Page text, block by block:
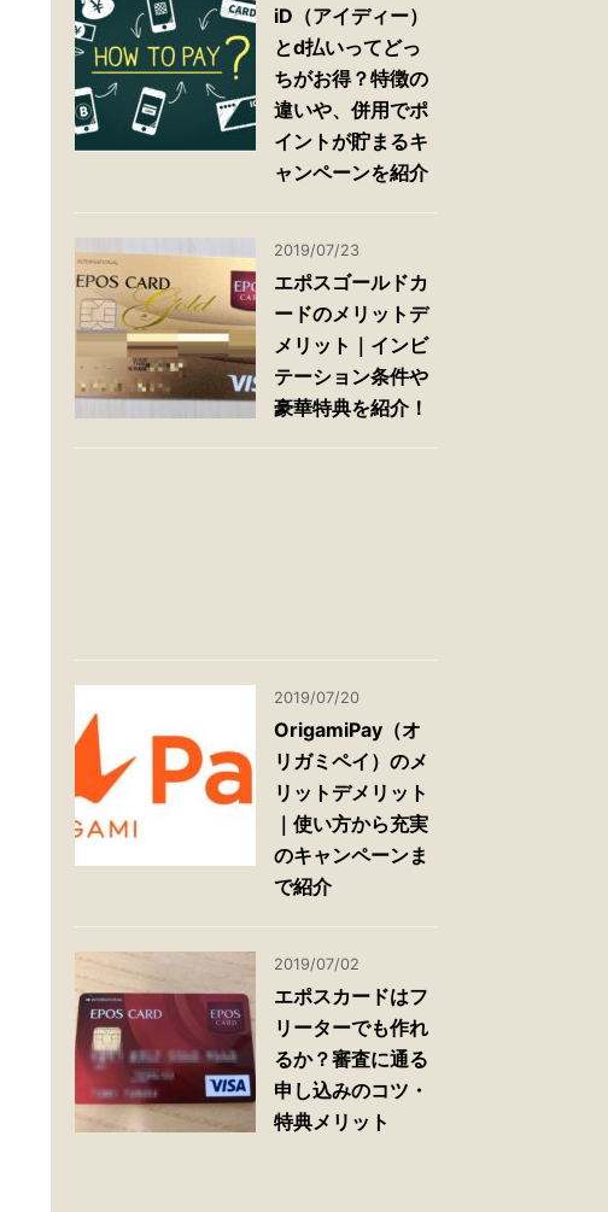
iD（アイディー）
とd払いってどっ
ちがお得？特徴の
違いや、併用でポ
イントが貯まるキ
ャンペーンを紹介
2019/07/23
エポスゴールドカ
ードのメリットデ
メリット｜インビ
テーション条件や
豪華特典を紹介！
2019/07/20
OrigamiPay（オ
リガミペイ）のメ
リットデメリット
｜使い方から充実
のキャンペーンま
で紹介
2019/07/02
エポスカードはフ
リーターでも作れ
るか？審査に通る
申し込みのコツ・
特典メリット